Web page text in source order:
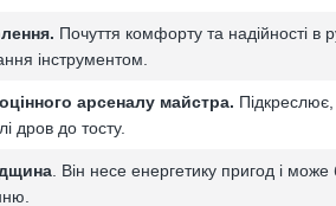
Почуття комфорту та надійності в
інструментом.
арсеналу майстра.
дров до тосту.
. Він несе енергетику пригод і